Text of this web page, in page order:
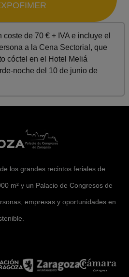
de 70 € + IVA e incluye el
a la Cena Sectorial, que
cóctel en el Hotel Meliá
noche del 10 de junio de
los grandes recintos feriales de
m² y un Palacio de Congresos de
empresas y oportunidades en